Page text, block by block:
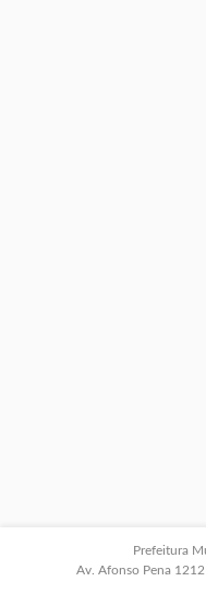
Prefeitura
Av. Afonso Pena